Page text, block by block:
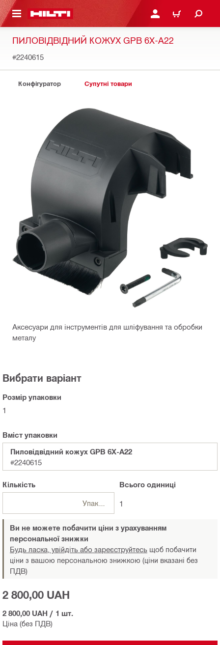
ЗМІСТУ УВІЙТИ АБО
КОШИК
ПИЛОВІДВІДНИЙ КОЖУХ GPB 6X-A22
#2240615
Конфігуратор Супутні товари
Аксесуари для інструментів для шліфування та обробки
металу
Вибрати варіант
Розмір упаковки
1
Вміст упаковки
Пиловідвідний кожух GPB 6X-A22
#2240615
Кількість
Упаковки
Всьогоодиниці
1
Ви не можете побачити ціни з урахуванням
персональної знижки
Будь ласка, увійдіть або зареєструйтесь щоб побачити
ціни з вашою персональною знижкою (ціни вказані без
ПДВ)
Ціна (без ПДВ)
2 800,00 UAH
2 800,00 UAH / 1 шт.